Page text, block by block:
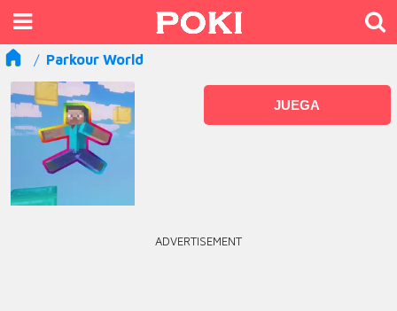
Parkour World
JUEGA
ADVERTISEMENT